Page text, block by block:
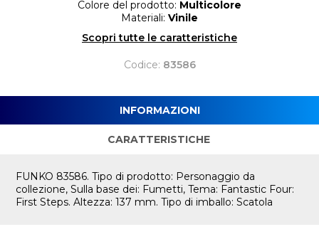
Colore del prodotto: Multicolore
Materiali: Vinile
Scopri tutte le caratteristiche
Codice: 83586
INFORMAZIONI
CARATTERISTICHE
FUNKO 83586. Tipo di prodotto: Personaggio da
collezione, Sulla base dei: Fumetti, Tema: Fantastic Four:
First Steps. Altezza: 137 mm. Tipo di imballo: Scatola